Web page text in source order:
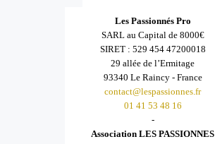
Les Passionnés Pro
SARL au Capital de 8000€
SIRET : 529 454 47200018
29 allée de l’Ermitage
93340 Le Raincy - France
contact@lespassionnes.fr
01 41 53 48 16
-
Association LES PASSIONNES